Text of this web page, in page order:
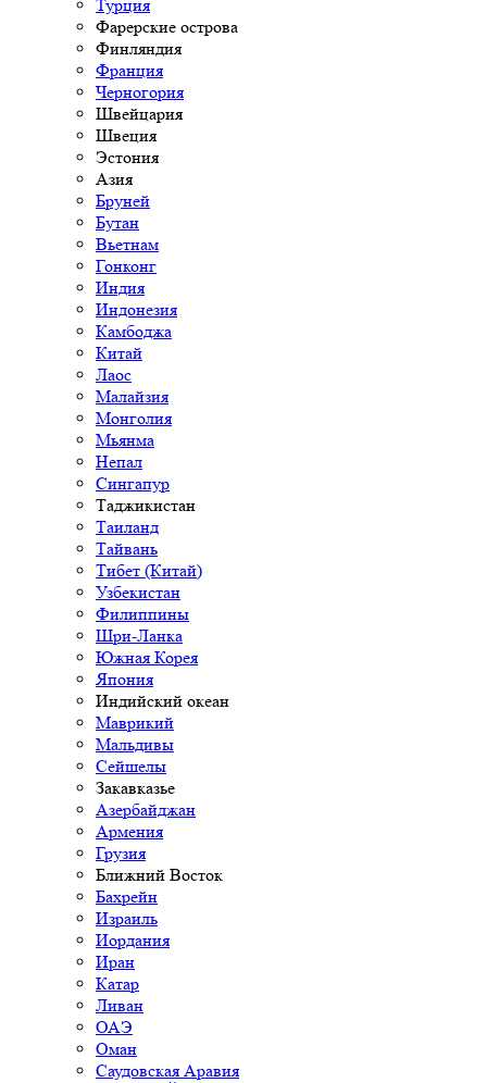
Турция
Фарерские острова
Финляндия
Франция
Черногория
Швейцария
Швеция
Эстония
Азия
Бруней
Бутан
Вьетнам
Гонконг
Индия
Индонезия
Камбоджа
Китай
Лаос
Малайзия
Монголия
Мьянма
Непал
Сингапур
Таджикистан
Таиланд
Тайвань
Тибет (Китай)
Узбекистан
Филиппины
Шри-Ланка
Южная Корея
Япония
Индийский океан
Маврикий
Мальдивы
Сейшелы
Закавказье
Азербайджан
Армения
Грузия
Ближний Восток
Бахрейн
Израиль
Иордания
Иран
Катар
Ливан
ОАЭ
Оман
Саудовская Аравия